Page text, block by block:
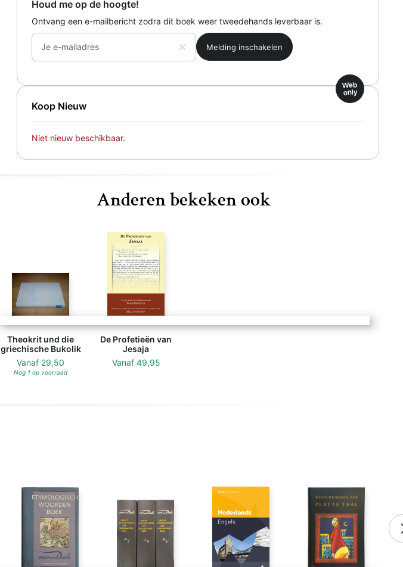
Houd me op de hoogte!
Ontvang een e-mailbericht zodra dit boek weer tweedehands leverbaar is.
Je e-mailadres
Koop Nieuw
Web
only
Niet nieuw beschikbaar.
Anderen bekeken ook
Theokrit und die
griechische Bukolik
Vanaf 29,50
Nog 1 op voorraad
De Profetieën van
Jesaja
Vanaf 49,95